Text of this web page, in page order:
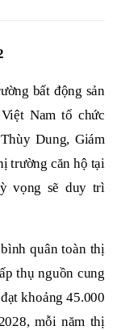
bất động sản
Nam tổ chức
Dung, Giám
trường căn hộ tại
vọng sẽ duy trì
quân toàn thị
thụ nguồn cung
khoảng 45.000
mỗi năm thị